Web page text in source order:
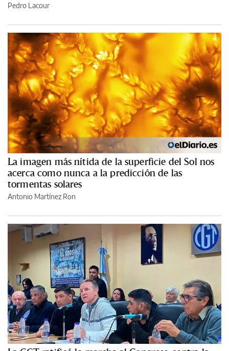
Pedro Lacour
La imagen más nítida de la superficie del Sol nos
acerca como nunca a la predicción de las
tormentas solares
Antonio Martínez Ron